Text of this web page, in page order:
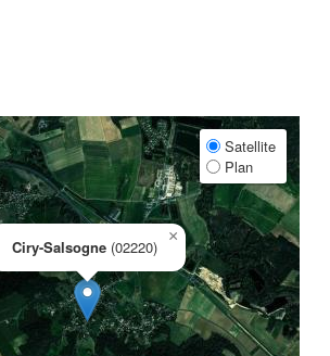
Ciry-Salsogne (02220)
×
Satellite
Plan